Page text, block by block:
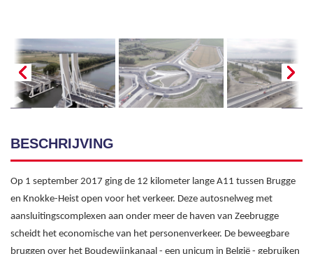
BESCHRIJVING
Op 1 september 2017 ging de 12 kilometer lange A11 tussen Brugge
en Knokke-Heist open voor het verkeer. Deze autosnelweg met
aansluitingscomplexen aan onder meer de haven van Zeebrugge
scheidt het economische van het personenverkeer. De beweegbare
bruggen over het Boudewijnkanaal - een unicum in België - gebruiken